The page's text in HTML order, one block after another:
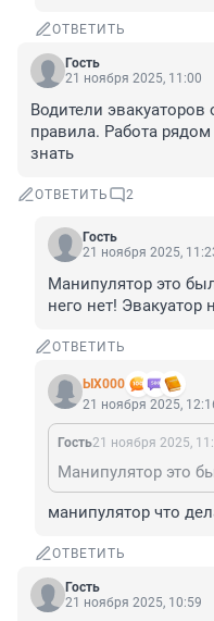
ОТВЕТИТЬ
Гость
21 ноября 2025, 11:00
Водители
правила. Работа
знать
ОТВЕТИТЬ 2
Гость
21 ноября 2025,
Манипулятор это
него нет! Эвакуатор
ОТВЕТИТЬ
ЫХ000
21 ноября 2025,
Гость21 ноября 2025,
манипулятор что
ОТВЕТИТЬ
Гость
21 ноября 2025, 10:59